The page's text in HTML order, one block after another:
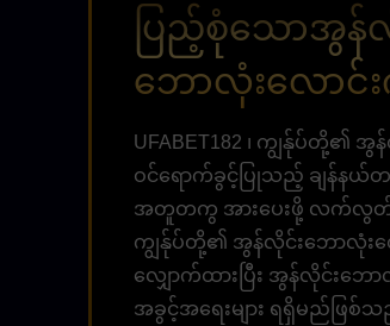
ပြည့်စုံသောအွ
ဘောလုံးလောင်းက
UFABET182 ၊ ကျွန်ုပ်တို့၏
ဝင်ရောက်ခွင့်ပြုသည့် ချန်နယ်တ
အတူတကွ အားပေးဖို့ လက်လွတ်မ
ကျွန်ုပ်တို့၏ အွန်လိုင်းဘောလုံး
လျှောက်ထားပြီး အွန်လိုင်းဘ
အခွင့်အရေးများ ရရှိမည်ဖြစ်